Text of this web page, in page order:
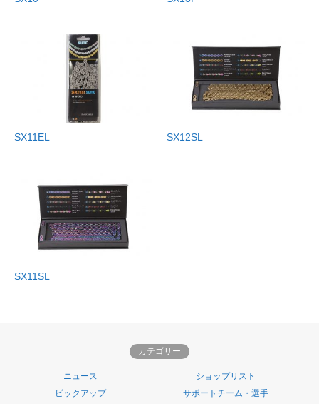
SX11EL SX12SL
SX11SL
カテゴリー
ニュース
ショップリスト
ピックアップ
サポートチーム・選手